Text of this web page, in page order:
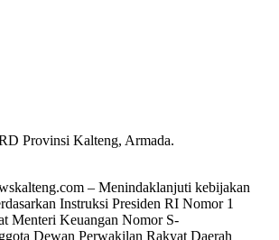
Provinsi Kalteng, Armada.
– Menindaklanjuti kebijakan
Instruksi Presiden RI Nomor 1
Menteri Keuangan Nomor S-
Dewan Perwakilan Rakyat Daerah